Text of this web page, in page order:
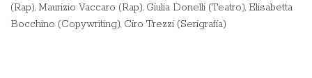
(Rap), Maurizio Vaccaro (Rap), Giulia Donelli (Teatro), Elisabetta
Bocchino (Copywriting), Ciro Trezzi (Serigrafia)